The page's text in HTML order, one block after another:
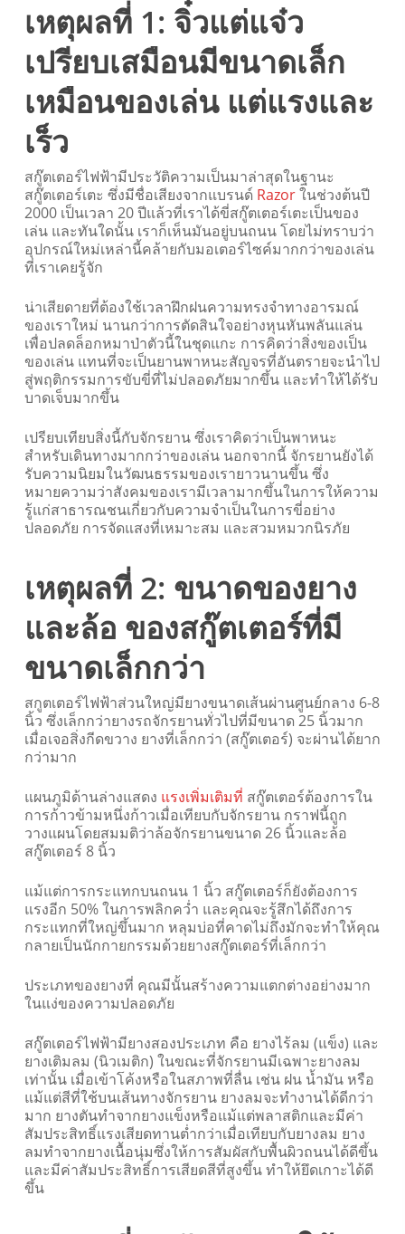
เหตุผลที่ 1: จิ๋วแต่แจ๋ว
เปรียบเสมือนมีขนาดเล็ก
เหมือนของเล่น แต่แรงและ
เร็ว
สกู๊ตเตอร์ไฟฟ้ามีประวัติความเป็นมาล่าสุดในฐานะ
สกู๊ตเตอร์เตะ ซึ่งมีชื่อเสียงจากแบรนด์ Razorในช่วงต้นปี
2000 เป็นเวลา 20 ปีแล้วที่เราได้ขี่สกู๊ตเตอร์เตะเป็นของ
เล่น และทันใดนั้น เราก็เห็นมันอยู่บนถนน โดยไม่ทราบว่า
อุปกรณ์ใหม่เหล่านี้คล้ายกับมอเตอร์ไซค์มากกว่าของเล่น
ที่เราเคยรู้จัก
น่าเสียดายที่ต้องใช้เวลาฝึกฝนความทรงจำทางอารมณ์
ของเราใหม่ นานกว่าการตัดสินใจอย่างหุนหันพลันแล่น
เพื่อปลดล็อกหมาป่าตัวนี้ในชุดแกะ การคิดว่าสิ่งของเป็น
ของเล่น แทนที่จะเป็นยานพาหนะสัญจรที่อันตรายจะนำไป
สู่พฤติกรรมการขับขี่ที่ไม่ปลอดภัยมากขึ้น และทำให้ได้รับ
บาดเจ็บมากขึ้น
เปรียบเทียบสิ่งนี้กับจักรยาน ซึ่งเราคิดว่าเป็นพาหนะ
สำหรับเดินทางมากกว่าของเล่น นอกจากนี้ จักรยานยังได้
รับความนิยมในวัฒนธรรมของเรายาวนานขึ้น ซึ่ง
หมายความว่าสังคมของเรามีเวลามากขึ้นในการให้ความ
รู้แก่สาธารณชนเกี่ยวกับความจำเป็นในการขี่อย่าง
ปลอดภัย การจัดแสงที่เหมาะสม และสวมหมวกนิรภัย
เหตุผลที่ 2: ขนาดของยาง
และล้อ ของสกู๊ตเตอร์ที่มี
ขนาดเล็กกว่า
สกูตเตอร์ไฟฟ้าส่วนใหญ่มียางขนาดเส้นผ่านศูนย์กลาง 6-8
นิ้ว ซึ่งเล็กกว่ายางรถจักรยานทั่วไปที่มีขนาด 25 นิ้วมาก
เมื่อเจอสิ่งกีดขวาง ยางที่เล็กกว่า (สกู๊ตเตอร์) จะผ่านได้ยาก
กว่ามาก
แผนภูมิด้านล่างแสดง แรงเพิ่มเติมที่ สกู๊ตเตอร์ต้องการใน
การก้าวข้ามหนึ่งก้าวเมื่อเทียบกับจักรยาน กราฟนี้ถูก
วางแผนโดยสมมติว่าล้อจักรยานขนาด 26 นิ้วและล้อ
สกู๊ตเตอร์ 8 นิ้ว
แม้แต่การกระแทกบนถนน 1 นิ้ว สกู๊ตเตอร์ก็ยังต้องการ
แรงอีก 50% ในการพลิกคว่ำ และคุณจะรู้สึกได้ถึงการ
กระแทกที่ใหญ่ขึ้นมาก หลุมบ่อที่คาดไม่ถึงมักจะทำให้คุณ
กลายเป็นนักกายกรรมด้วยยางสกู๊ตเตอร์ที่เล็กกว่า
ประเภทของยางที่ คุณมีนั้นสร้างความแตกต่างอย่างมาก
ในแง่ของความปลอดภัย
สกู๊ตเตอร์ไฟฟ้ามียางสองประเภท คือ ยางไร้ลม (แข็ง) และ
ยางเติมลม (นิวเมติก) ในขณะที่จักรยานมีเฉพาะยางลม
เท่านั้น เมื่อเข้าโค้งหรือในสภาพที่ลื่น เช่น ฝน น้ำมัน หรือ
แม้แต่สีที่ใช้บนเส้นทางจักรยาน ยางลมจะทำงานได้ดีกว่า
มาก ยางตันทำจากยางแข็งหรือแม้แต่พลาสติกและมีค่า
สัมประสิทธิ์แรงเสียดทานต่ำกว่าเมื่อเทียบกับยางลม ยาง
ลมทำจากยางเนื้อนุ่มซึ่งให้การสัมผัสกับพื้นผิวถนนได้ดีขึ้น
และมีค่าสัมประสิทธิ์การเสียดสีที่สูงขึ้น ทำให้ยึดเกาะได้ดี
ขึ้น